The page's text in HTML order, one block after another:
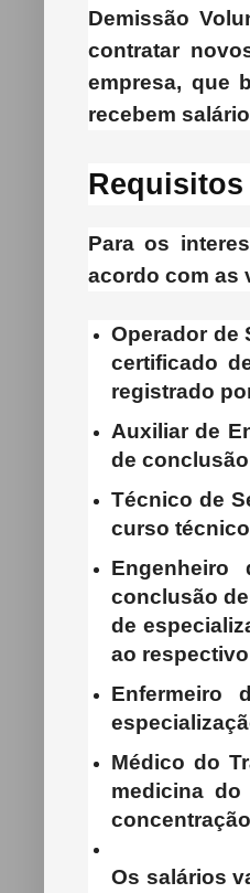
Demissão
contratar
empresa, que
recebem
Para os
acordo com as
Operador de
certificado
registrado
Auxiliar de
de
Técnico de
curso
Engenheiro
conclusão
de
ao
Enfermeiro
Médico do
medicina
Os salários